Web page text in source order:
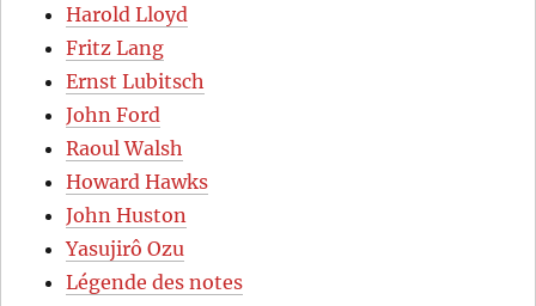
Harold Lloyd
Fritz Lang
Ernst Lubitsch
John Ford
Raoul Walsh
Howard Hawks
John Huston
Yasujirô Ozu
Légende des notes